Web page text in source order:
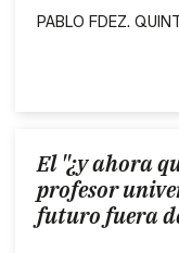
PABLO FDEZ.
El "¿y ahora
profesor
futuro fuera